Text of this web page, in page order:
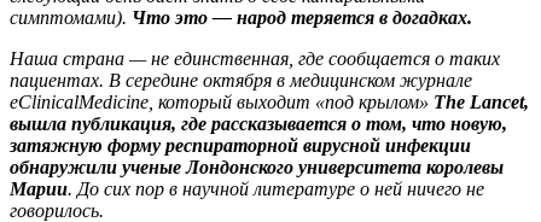
симптомами). Что это — народ теряется в догадках.
Наша страна — не единственная, где сообщается о таких
пациентах. В середине октября в медицинском журнале
eClinicalMedicine, который выходит «под крылом» The Lancet,
вышла публикация, где рассказывается о том, что новую,
затяжную форму респираторной вирусной инфекции
обнаружили ученые Лондонского университета королевы
Марии. До сих пор в научной литературе о ней ничего не
говорилось.